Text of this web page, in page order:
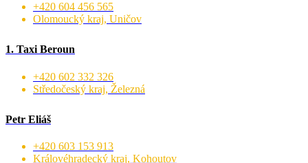
+420 604 456 565
Olomoucký kraj, Uničov
1. Taxi Beroun
+420 602 332 326
Středočeský kraj, Železná
Petr Eliáš
+420 603 153 913
Královéhradecký kraj, Kohoutov